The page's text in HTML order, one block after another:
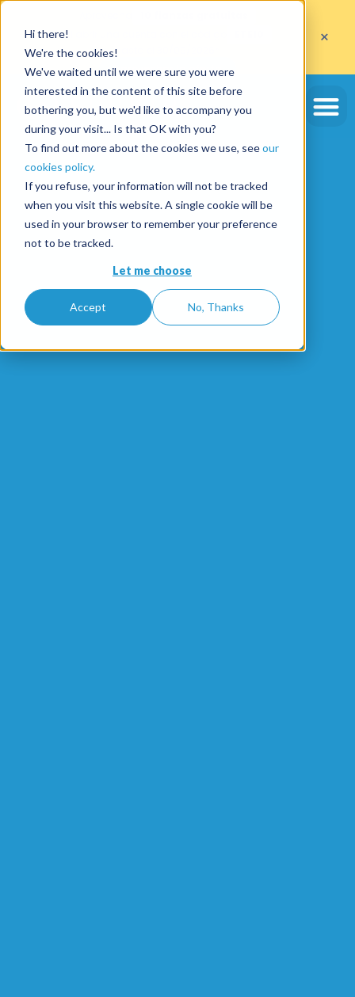
Hi there!
We're the cookies!
We've waited until we were sure you were
interested in the content of this site before
bothering you, but we'd like to accompany you
during your visit... Is that OK with you?
To find out more about the cookies we use, seeour
cookies policy.
If you refuse, your information will not be tracked
when you visit this website. A single cookie will be
used in your browser to remember your preference
not to be tracked.
Let me choose
Accept No, Thanks
al abrir una cuenta con el código
hasta el 30/09/2026*
Aprovechar la oferta
×